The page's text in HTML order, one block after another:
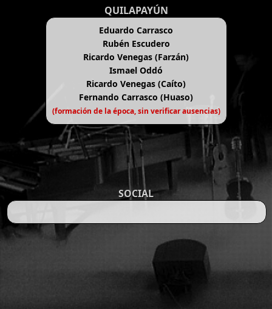
QUILAPAYÚN
Eduardo Carrasco
Rubén Escudero
Ricardo Venegas (Farzán)
Ismael Oddó
Ricardo Venegas (Caíto)
Fernando Carrasco (Huaso)
(formación de la época, sin verificar ausencias)
SOCIAL